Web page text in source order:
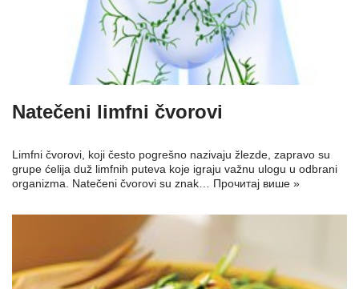
Natečeni limfni čvorovi
Limfni čvorovi, koji često pogrešno nazivaju žlezde, zapravo su
grupe ćelija duž limfnih puteva koje igraju važnu ulogu u odbrani
organizma. Natečeni čvorovi su znak… Прочитај више »